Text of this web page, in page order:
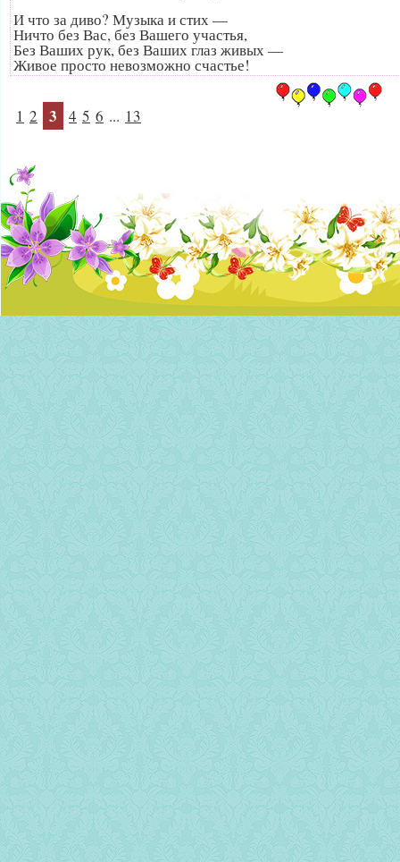
И что за диво? Музыка и стих —
Ничто без Вас, без Вашего участья,
Без Ваших рук, без Ваших глаз живых —
Живое просто невозможно счастье!
1 2 3 4 5 6 ... 13